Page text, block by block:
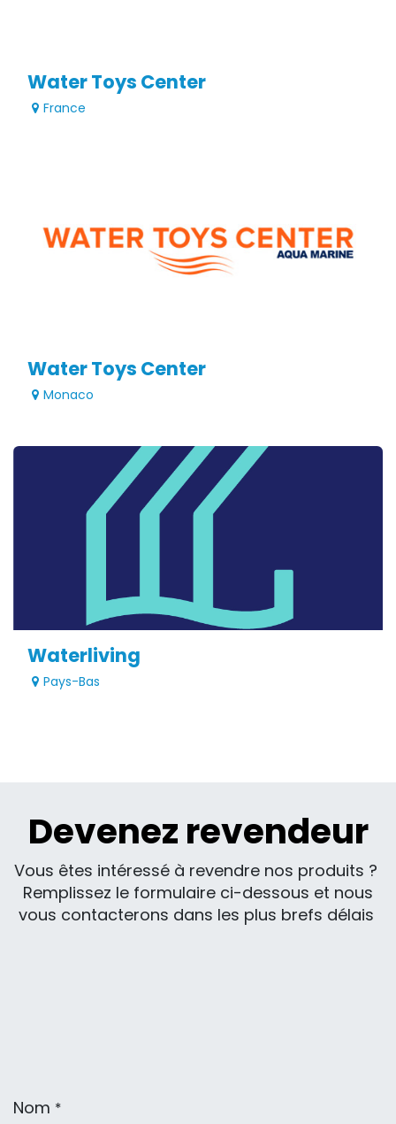
Water Toys Center
France
Water Toys Center
Monaco
Waterliving
Pays-Bas
Devenez revendeur
Vous êtes intéressé à revendre nos produits ?
Remplissez le formulaire ci-dessous et nous
vous contacterons dans les plus brefs délais
Nom *